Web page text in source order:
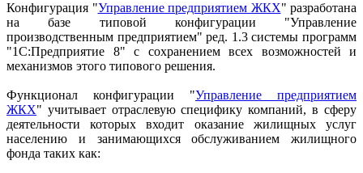
Конфигурация "Управление предприятием ЖКХ" разработана
на базе типовой конфигурации "Управление
производственным предприятием" ред. 1.3 системы программ
"1С:Предприятие 8" с сохранением всех возможностей и
механизмов этого типового решения.
Функционал конфигурации "Управление предприятием
ЖКХ" учитывает отраслевую специфику компаний, в сферу
деятельности которых входит оказание жилищных услуг
населению и занимающихся обслуживанием жилищного
фонда таких как: